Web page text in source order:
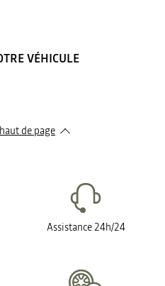
VÉHICULE
de page​
Assistance 24h/24